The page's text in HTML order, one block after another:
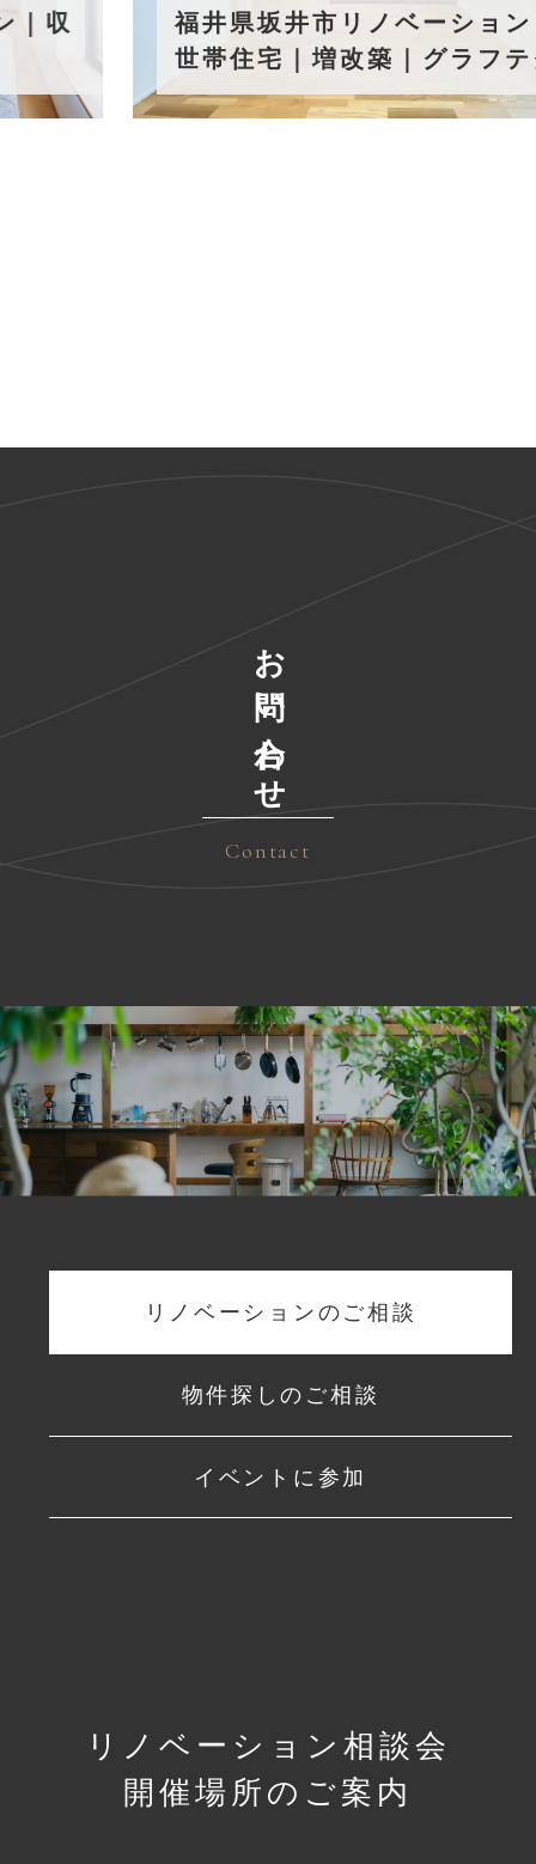
福井県坂井市リノベーション｜二
世帯住宅｜増改築｜グラフテクト
お問い合わせ
Contact
リノベーションのご相談
物件探しのご相談
イベントに参加
リノベーション相談会
開催場所のご案内